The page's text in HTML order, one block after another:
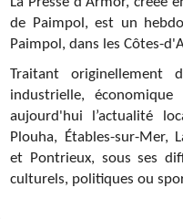
de Paimpol, est un
Paimpol, dans les Côtes-
Traitant originellement
industrielle,
aujourd'hui l’actualité
Plouha, Étables-sur-Mer,
et Pontrieux, sous ses
culturels, politiques ou